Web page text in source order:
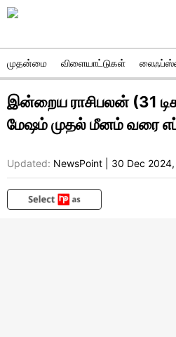
முதன்மை விளையாட்டுகள்
இன்றைய ராசிபலன் (31
மேஷம் முதல் மீனம் வரை
Updated: NewsPoint 30 Dec